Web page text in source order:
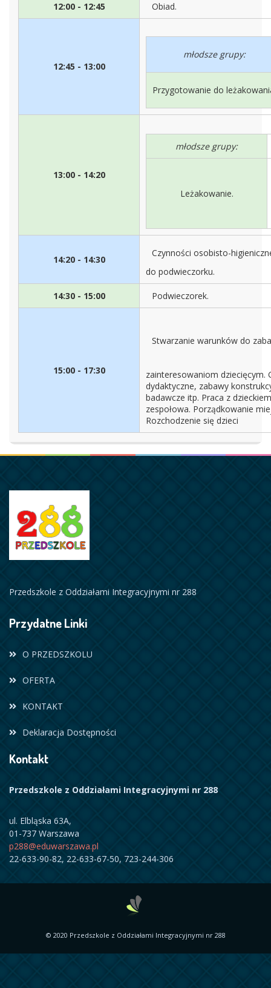
12:00 - 12:45 Obiad.
12:45 - 13:00
młodsze grupy:
Przygotowanie do
13:00 - 14:20
młodsze grupy:
Leżakowanie.
14:20 - 14:30
Czynności osobisto-
do podwieczorku.
14:30 - 15:00 Podwieczorek.
15:00 - 17:30
Stwarzanie warunków do
zainteresowaniom dziecięcym.
dydaktyczne, zabawy
badawcze itp. Praca z
zespołowa. Porządkowanie
Rozchodzenie się dzieci
Przedszkole z Oddziałami Integracyjnymi nr 288
Przydatne Linki
O PRZEDSZKOLU
OFERTA
KONTAKT
Deklaracja Dostępności
Kontakt
Przedszkole z Oddziałami Integracyjnymi nr 288
ul. Elbląska 63A,
01-737 Warszawa
p288@eduwarszawa.pl
22-633-90-82, 22-633-67-50, 723-244-306
© 2020 Przedszkole z Oddziałami Integracyjnymi nr 288